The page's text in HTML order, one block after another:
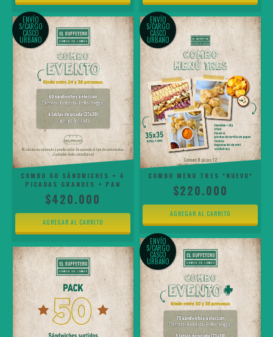
ENVÍO
S/CARGO
CASCO
URBANO
COMBO 60 SÁNDWICHES + 4
PICADAS GRANDES + PAN
$420.000
ENVÍO
S/CARGO
CASCO
URBANO
COMBO MENU TRES *NUEVO*
$220.000
ENVÍO
S/CARGO
CASCO
URBANO